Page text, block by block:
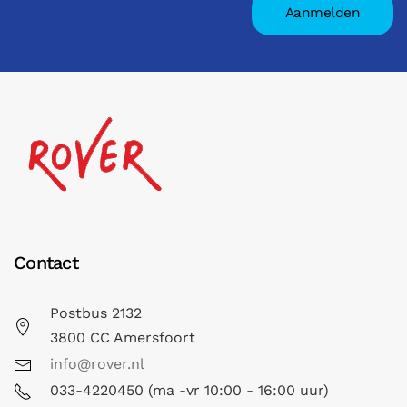
Contact
Postbus 2132
3800 CC Amersfoort
info@rover.nl
033-4220450 (ma -vr 10:00 - 16:00 uur)